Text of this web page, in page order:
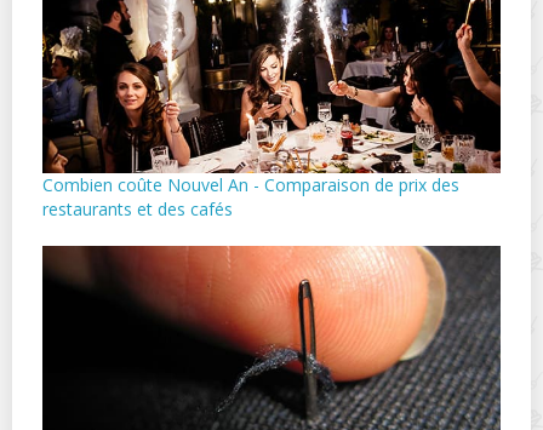
Combien coûte Nouvel An - Comparaison de prix des
restaurants et des cafés